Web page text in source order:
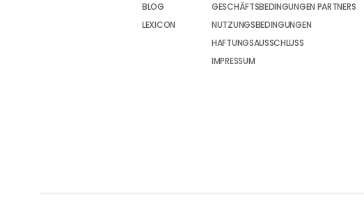
BLOG
LEXICON
GESCHÄFTSBEDINGUNGEN PARTNERS
NUTZUNGSBEDINGUNGEN
HAFTUNGSAUSSCHLUSS
IMPRESSUM